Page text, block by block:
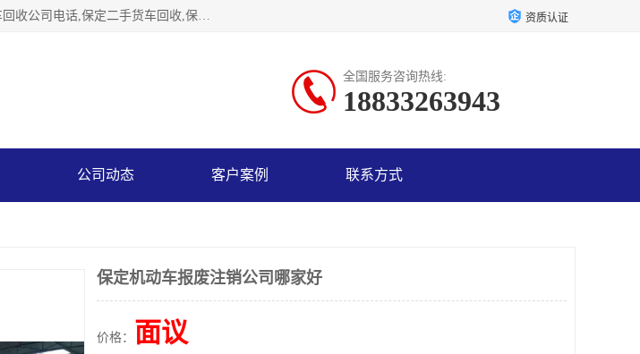
保定辉领再生资源回收有限公司主要经营保定旧车回收，保定报废汽车回收，保定报废汽车回收公司电话,保定二手货车回收,保定黄标车回收, 保定黄标车回收，保定哪里收报废车，保定废旧汽车回收，保定汽车报废手续办理，保定汽车解体厂。将通过采取区域限行促进淘汰、经济补助激励新、加大上路*法处罚、加强达标排放监管等综合措施，对老旧机动车逐步实行末位淘汰，加快老旧机动车淘汰新 资质认证
全国服务咨询热线:
18833263943
公司动态 客户案例 联系方式
保定机动车报废注销公司哪家好
价格： 面议